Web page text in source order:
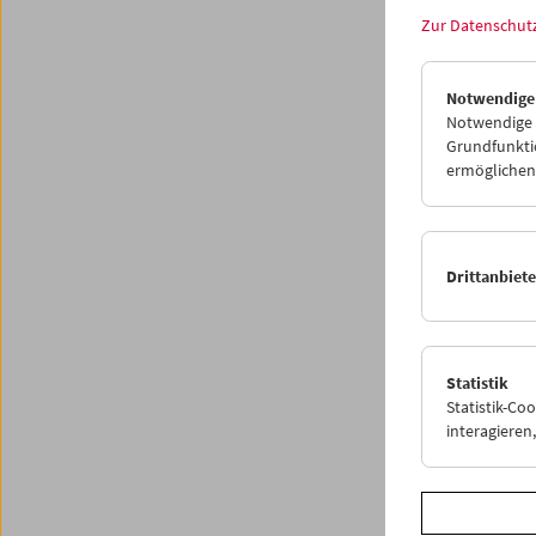
11. Mai
Zur
Notwendige
Statistik
Statistik-